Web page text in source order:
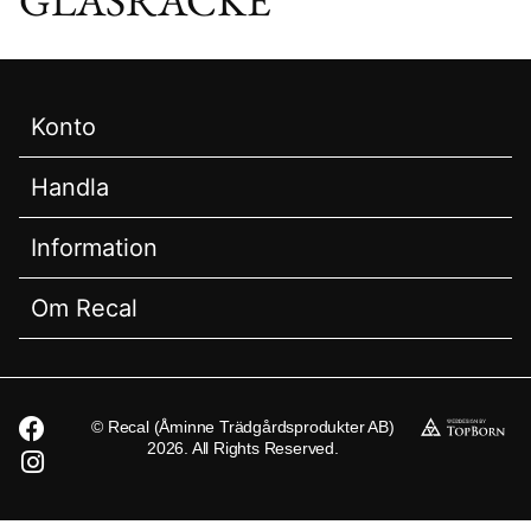
Konto
Handla
Information
Om Recal
© Recal (Åminne Trädgårdsprodukter AB)
2026. All Rights Reserved.